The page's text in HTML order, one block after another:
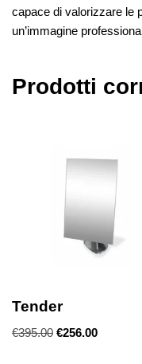
capace di valorizzare le
un’immagine
Prodotti
Tender
€395.00 €256.00